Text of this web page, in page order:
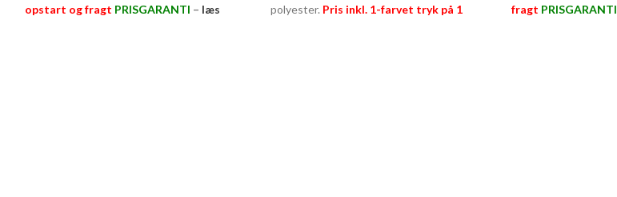
opstart og fragt PRISGARANTI – læs
polyester. Pris inkl. 1-farvet tryk på 1
fragt PRISGARANTI